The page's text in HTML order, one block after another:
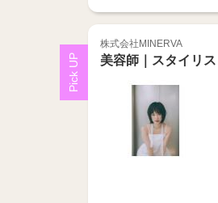
株式会社MINERVA
美容師｜スタイリ